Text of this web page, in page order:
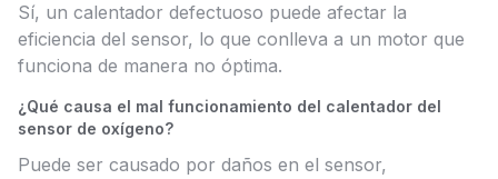
Sí, un calentador defectuoso puede afectar la
eficiencia del sensor, lo que conlleva a un motor que
funciona de manera no óptima.
¿Qué causa el mal funcionamiento del calentador del
sensor de oxígeno?
Puede ser causado por daños en el sensor,